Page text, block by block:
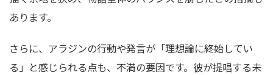
あります。
さらに、アラジンの行動や発言が「理想論に終始してい
る」と感じられる点も、不満の要因です。彼が提唱する未